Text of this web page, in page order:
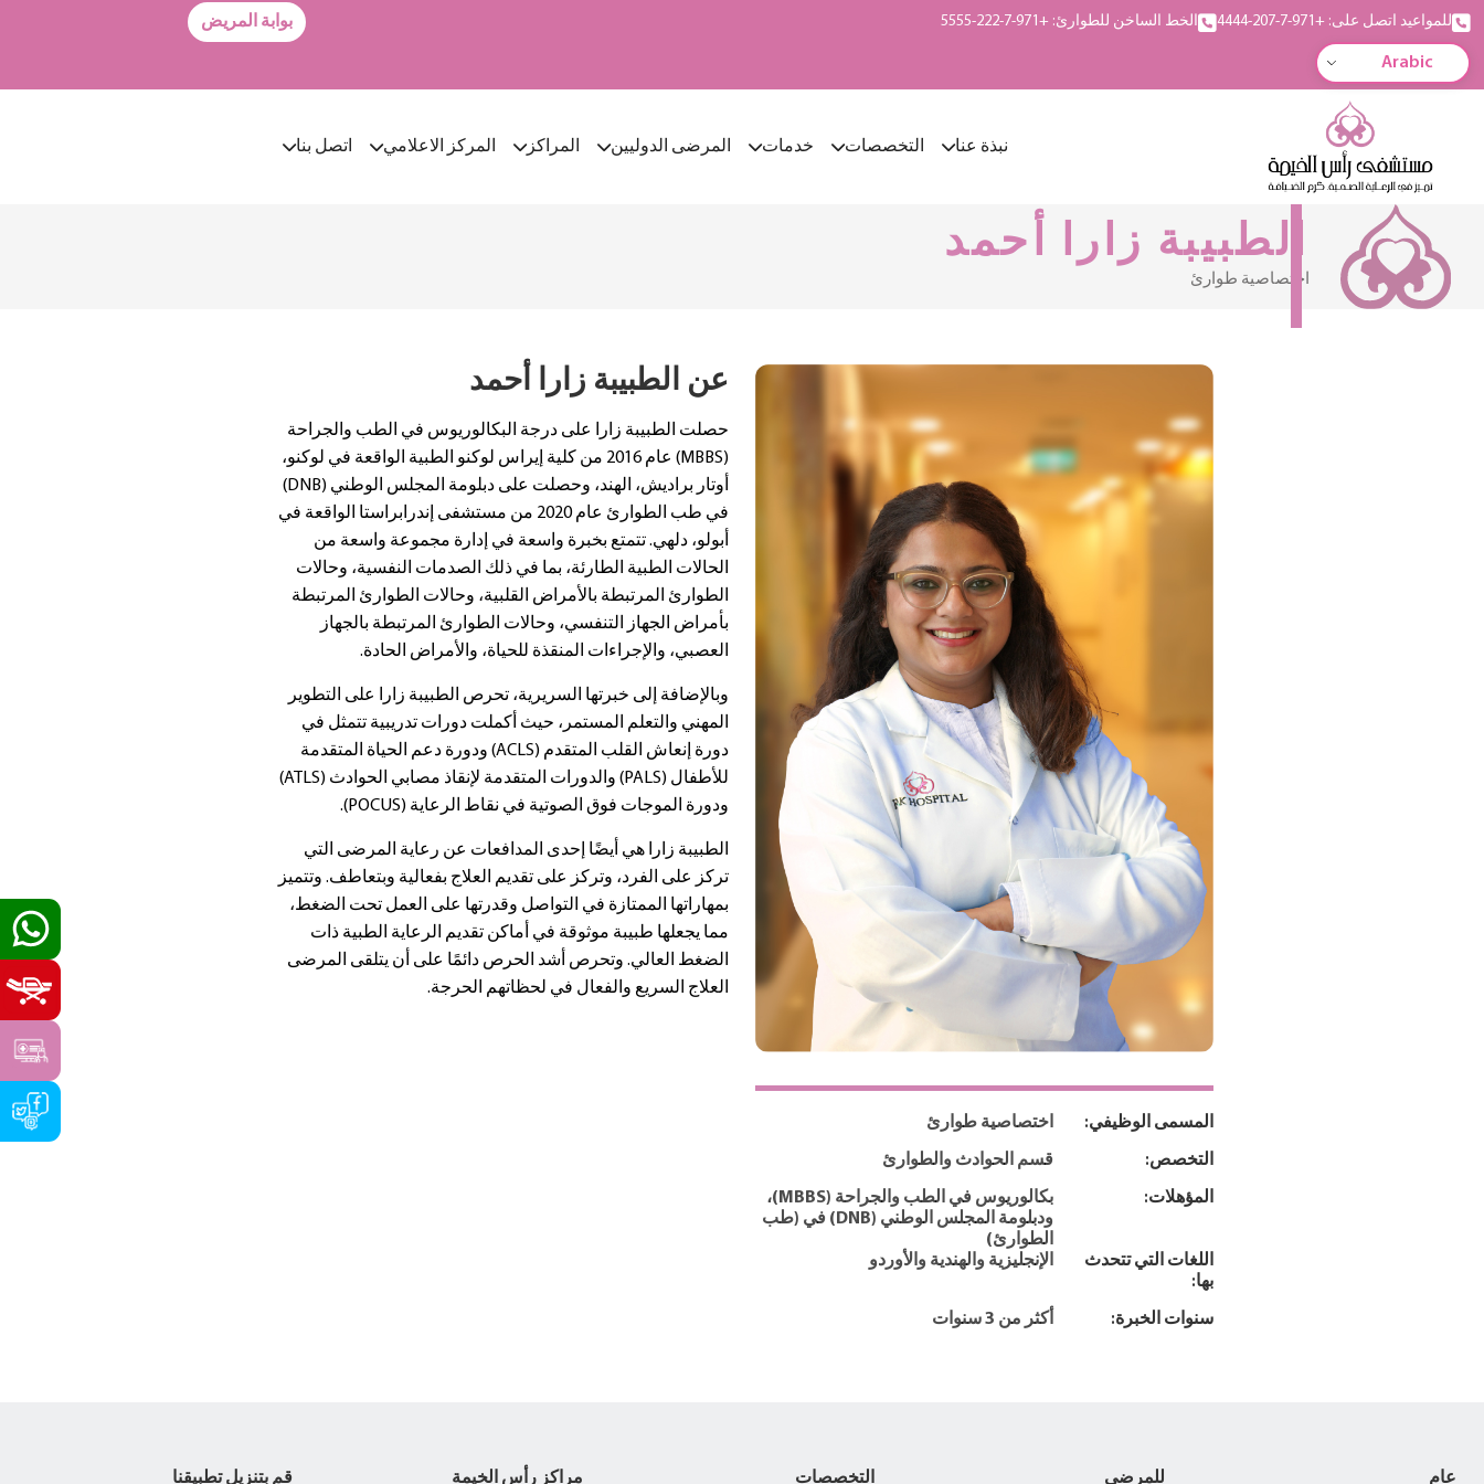
للمواعيد اتصل على: +971-7-207-4444 الخط الساخن للطوارئ: +971-7-222-5555 بوابة المريض
Arabic
نبذة عنا التخصصات خدمات المرضى الدوليين المراكز المركز الاعلامي اتصل بنا
الطبيبة زارا أحمد
اختصاصية طوارئ
المسمى الوظيفي: اختصاصية طوارئ
التخصص: قسم الحوادث والطوارئ
المؤهلات:
بكالوريوس في الطب والجراحة (MBBS)،
ودبلومة المجلس الوطني (DNB) في (طب
الطوارئ)
اللغات التي تتحدث
بها:
الإنجليزية والهندية والأوردو
سنوات الخبرة: أكثر من 3 سنوات
عن الطبيبة زارا أحمد
حصلت الطبيبة زارا على درجة البكالوريوس في الطب والجراحة
(MBBS) عام 2016 من كلية إيراس لوكنو الطبية الواقعة في لوكنو،
أوتار براديش، الهند، وحصلت على دبلومة المجلس الوطني (DNB)
في طب الطوارئ عام 2020 من مستشفى إندرابراستا الواقعة في
أبولو، دلهي. تتمتع بخبرة واسعة في إدارة مجموعة واسعة من
الحالات الطبية الطارئة، بما في ذلك الصدمات النفسية، وحالات
الطوارئ المرتبطة بالأمراض القلبية، وحالات الطوارئ المرتبطة
بأمراض الجهاز التنفسي، وحالات الطوارئ المرتبطة بالجهاز
العصبي، والإجراءات المنقذة للحياة، والأمراض الحادة.
وبالإضافة إلى خبرتها السريرية، تحرص الطبيبة زارا على التطوير
المهني والتعلم المستمر، حيث أكملت دورات تدريبية تتمثل في
دورة إنعاش القلب المتقدم (ACLS) ودورة دعم الحياة المتقدمة
للأطفال (PALS) والدورات المتقدمة لإنقاذ مصابي الحوادث (ATLS)
ودورة الموجات فوق الصوتية في نقاط الرعاية (POCUS).
الطبيبة زارا هي أيضًا إحدى المدافعات عن رعاية المرضى التي
تركز على الفرد، وتركز على تقديم العلاج بفعالية وبتعاطف. وتتميز
بمهاراتها الممتازة في التواصل وقدرتها على العمل تحت الضغط،
مما يجعلها طبيبة موثوقة في أماكن تقديم الرعاية الطبية ذات
الضغط العالي. وتحرص أشد الحرص دائمًا على أن يتلقى المرضى
العلاج السريع والفعال في لحظاتهم الحرجة.
عام للمرضى التخصصات مراكز رأس الخيمة قم بتنزيل تطبيقنا